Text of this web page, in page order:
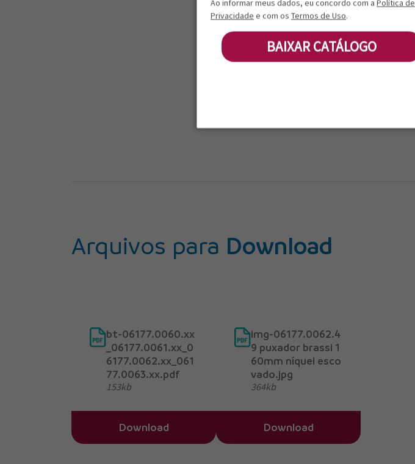
Ao informar meus dados, eu concordo com aPolítica de
Privacidade e com osTermos de Uso.
BAIXAR CATÁLOGO
Arquivos para Download
bt-06177.0060.xx
_06177.0061.xx_0
6177.0062.xx_061
77.0063.xx.pdf
153kb
Download
img-06177.0062.4
9 puxador brassi 1
60mm níquel esco
vado.jpg
364kb
Download